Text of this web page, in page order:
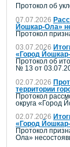
Протокол об
07.07.2026
Йошкар-Ола»
Протокол
03.07.2026
«Город
Протокол об
№ 13 от
02.07.2026
территории
Протокол
округа «Город
02.07.2026
«Город
Протокол
Ола»